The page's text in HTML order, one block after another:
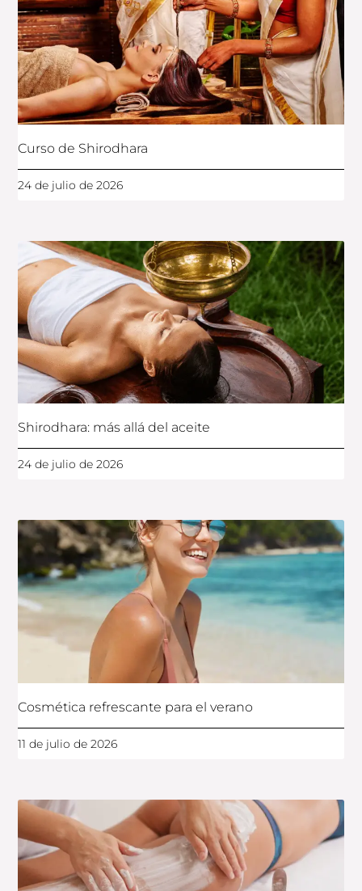
Curso de Shirodhara
24 de julio de 2026
Shirodhara: más allá del aceite
24 de julio de 2026
Cosmética refrescante para el verano
11 de julio de 2026